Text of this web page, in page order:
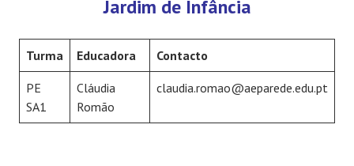
Jardim de Infância
Turma Educadora Contacto
PE
SA1
Cláudia
Romão
claudia.romao@aeparede.edu.pt